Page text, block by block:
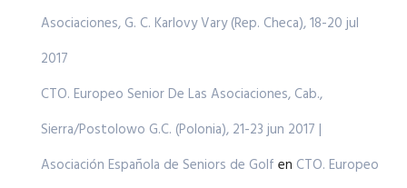
Asociaciones, G. C. Karlovy Vary (Rep. Checa), 18-20 jul
2017
CTO. Europeo Senior De Las Asociaciones, Cab.,
Sierra/Postolowo G.C. (Polonia), 21-23 jun 2017 |
Asociación Española de Seniors de Golf en CTO. Europeo